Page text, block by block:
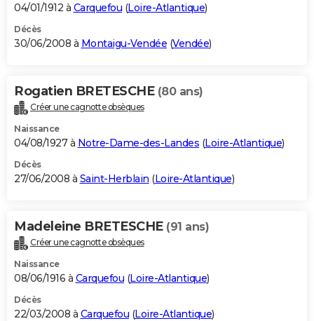
04/01/1912 à Carquefou (Loire-Atlantique)
Décès
30/06/2008 à Montaigu-Vendée (Vendée)
Rogatien BRETESCHE (80 ans)
Créer une cagnotte obsèques
Naissance
04/08/1927 à Notre-Dame-des-Landes (Loire-Atlantique)
Décès
27/06/2008 à Saint-Herblain (Loire-Atlantique)
Madeleine BRETESCHE (91 ans)
Créer une cagnotte obsèques
Naissance
08/06/1916 à Carquefou (Loire-Atlantique)
Décès
22/03/2008 à Carquefou (Loire-Atlantique)